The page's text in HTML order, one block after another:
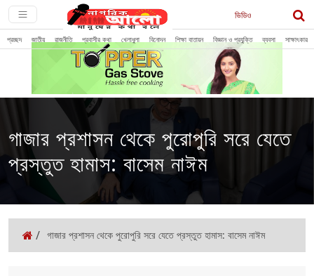
ভিডিও
প্রচ্ছদ জাতীয় রাজনীতি প্রবাসীর কথা খেলাধুলা বিনোদন শিক্ষা বাতায়ন বিজ্ঞান ও প্রযুক্তি ব্যবসা সাক্ষাৎকার
গাজার প্রশাসন থেকে পুরোপুরি সরে যেতে
প্রস্তুত হামাস: বাসেম নাঈম
/ গাজার প্রশাসন থেকে পুরোপুরি সরে যেতে প্রস্তুত হামাস: বাসেম নাঈম